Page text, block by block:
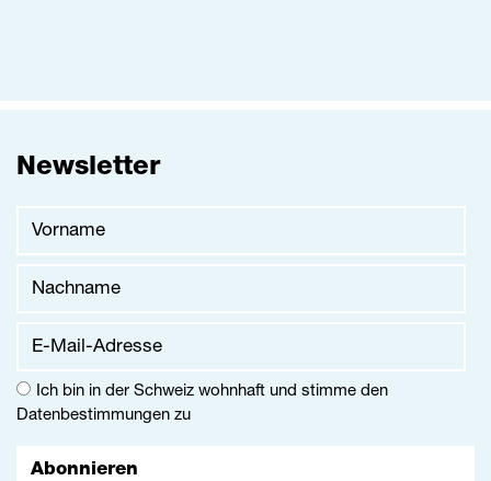
Newsletter
Abonnieren
Ich bin in der Schweiz wohnhaft und stimme den
Datenbestimmungen zu